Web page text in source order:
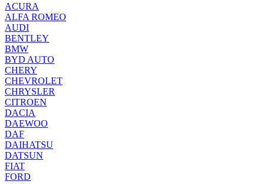
ACURA
ALFA ROMEO
AUDI
BENTLEY
BMW
BYD AUTO
CHERY
CHEVROLET
CHRYSLER
CITROEN
DACIA
DAEWOO
DAF
DAIHATSU
DATSUN
FIAT
FORD